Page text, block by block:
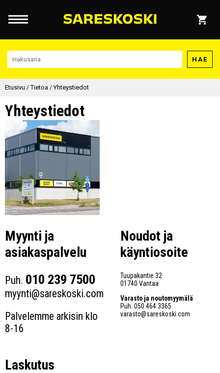
HAE
Etusivu /Tietoa /Yhteystiedot
Yhteystiedot
Myynti ja
asiakaspalvelu
Puh. 010 239 7500
myynti@sareskoski.com
Palvelemme arkisin klo
8-16
Noudot ja
käyntiosoite
Tuupakantie 32
01740 Vantaa
Varasto ja noutomyymälä
Puh.050 464 3365
varasto@sareskoski.com
Laskutus